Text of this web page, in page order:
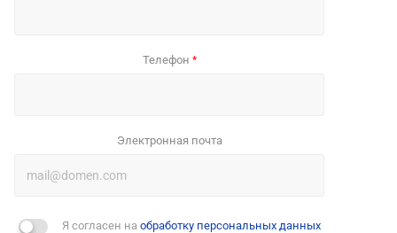
Телефон *
Электронная почта
Я согласен на обработку персональных данных